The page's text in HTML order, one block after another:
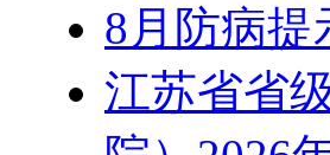
8月防病
江苏省省